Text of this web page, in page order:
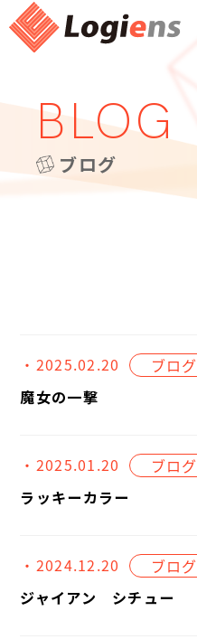
BLOG
ブログ
・2025.02.20
ブログ
魔女の一撃
・2025.01.20
ブログ
ラッキーカラー
・2024.12.20
ブログ
ジャイアン シチュー